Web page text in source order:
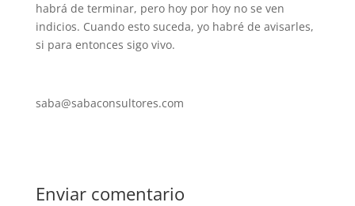
habrá de terminar, pero hoy por hoy no se ven
indicios. Cuando esto suceda, yo habré de avisarles,
si para entonces sigo vivo.
saba@sabaconsultores.com
Enviar comentario